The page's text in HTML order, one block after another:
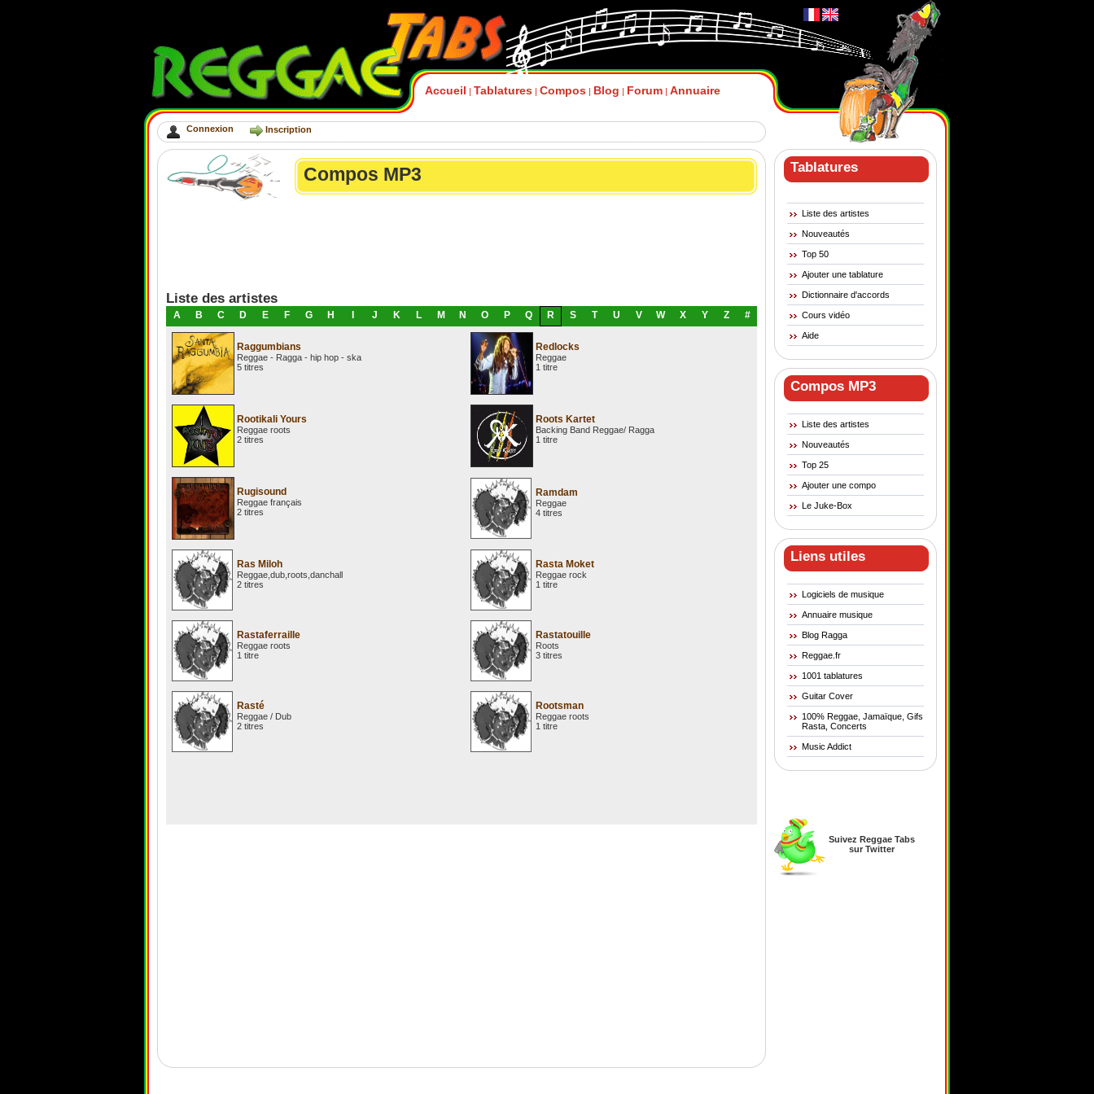
Accueil | Tablatures | Compos | Blog | Forum | Annuaire
Connexion Inscription
Tablatures
Liste des artistes
Nouveautés
Top 50
Ajouter une tablature
Dictionnaire d'accords
Cours vidéo
Aide
Compos MP3
Liste des artistes
Nouveautés
Top 25
Ajouter une compo
Le Juke-Box
Liens utiles
Logiciels de musique
Annuaire musique
Blog Ragga
Reggae.fr
1001 tablatures
Guitar Cover
100% Reggae, Jamaïque, Gifs
Rasta, Concerts
Music Addict
Suivez Reggae Tabs
sur Twitter
Compos MP3
Liste des artistes
A B C D E F G H J K L M N O P Q R S T U V W X Y Z #
Raggumbians
Reggae - Ragga - hip hop - ska
5 titres
Redlocks
Reggae
1 titre
Rootikali Yours
Reggae roots
2 titres
Roots Kartet
Backing Band Reggae/ Ragga
1 titre
Rugisound
Reggae français
2 titres
Ramdam
Reggae
4 titres
Ras Miloh
Reggae,dub,roots,danchall
2 titres
Rasta Moket
Reggae rock
1 titre
Rastaferraille
Reggae roots
1 titre
Rastatouille
Roots
3 titres
Rasté
Reggae / Dub
2 titres
Rootsman
Reggae roots
1 titre